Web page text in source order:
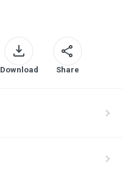
Download Share